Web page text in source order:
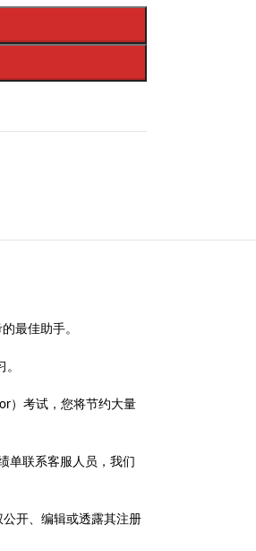
最佳助手。
）考试，您将节约大量
单联系客服人员，我们
开、编辑或透露其注册